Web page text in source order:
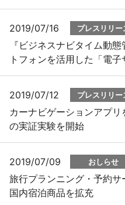
2019/07/16 プレスリリー
『ビジネスナビタイム動
トフォンを活用した「電
2019/07/12 プレスリリー
カーナビゲーションアプリ
の実証実験を開始
2019/07/09 おしらせ
旅行プランニング・予約サ
国内宿泊商品を拡充